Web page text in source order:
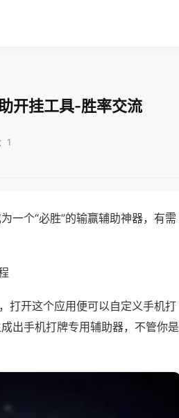
开挂工具-胜率交流
1
一个“必胜”的输赢辅助神器，有需
打开这个应用便可以自定义手机打
出手机打牌专用辅助器，不管你是